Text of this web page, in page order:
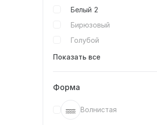
Белый 2
Бирюзовый
Голубой
Показать все
Форма
Волнистая